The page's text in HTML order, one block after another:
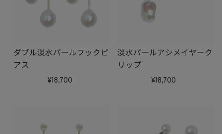
ダブル淡水パールフックピ
アス
18,700
淡水パールアシメイヤーク
リップ
18,700